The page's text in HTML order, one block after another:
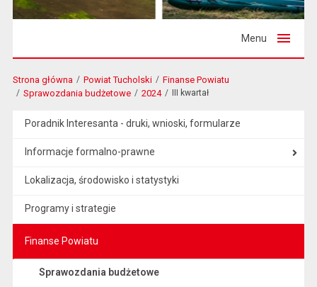
Menu
Strona główna Powiat Tucholski
Finanse Powiatu
Sprawozdania budżetowe
2024 III kwartał
Poradnik Interesanta - druki, wnioski, formularze
Informacje formalno-prawne
Lokalizacja, środowisko i statystyki
Programy i strategie
Finanse Powiatu
Sprawozdania budżetowe